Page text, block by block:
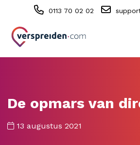
0113 70 02 02
De opmars van
13 augustus 2021